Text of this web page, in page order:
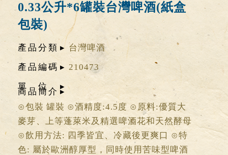
0.33公升*6罐裝台灣啤酒(紙盒
包裝)
產品分類
台灣啤酒
產品編碼
210473
單位
商品簡介
⊙包裝 罐裝 ⊙酒精度:4.5度 ⊙原料:優質大
麥芽、上等蓬萊米及精選啤酒花和天然酵母
⊙飲用方法: 四季皆宜、冷藏後更爽口 ⊙特
色: 屬於歐洲醇厚型，同時使用苦味型啤酒